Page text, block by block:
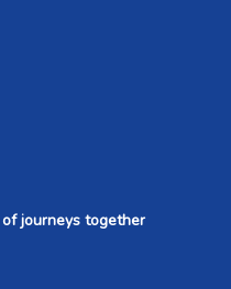
journeys together